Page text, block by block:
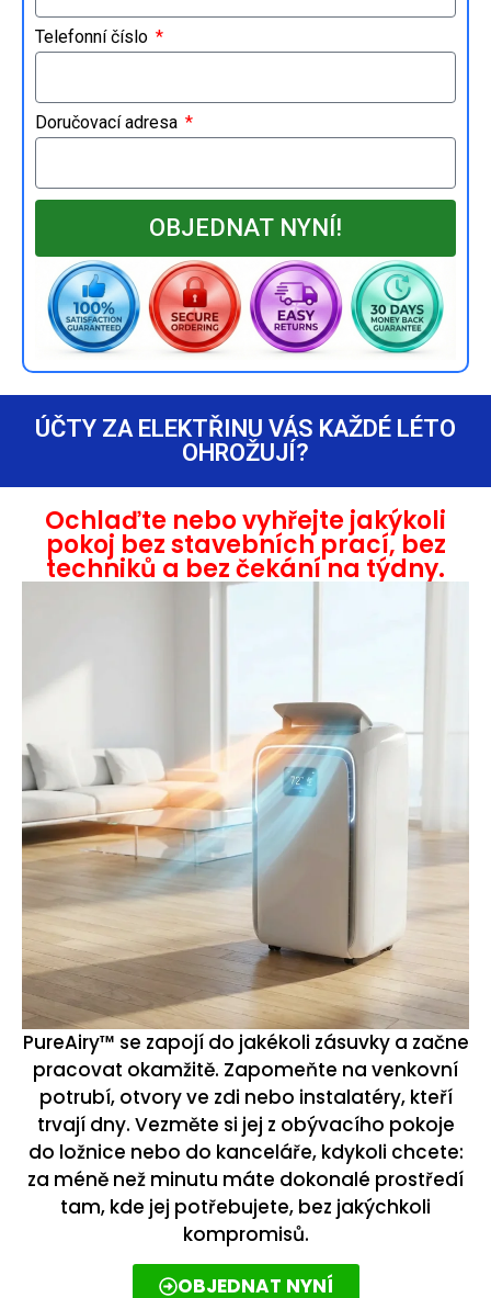
Telefonní číslo
Doručovací adresa
OBJEDNAT NYNÍ!
ÚČTY ZA ELEKTŘINU VÁS KAŽDÉ LÉTO
OHROŽUJÍ?
Ochlaďte nebo vyhřejte jakýkoli
pokoj bez stavebních prací, bez
techniků a bez čekání na týdny.
PureAiry™ se zapojí do jakékoli zásuvky a začne
pracovat okamžitě. Zapomeňte na venkovní
potrubí, otvory ve zdi nebo instalatéry, kteří
trvají dny. Vezměte si jej z obývacího pokoje
do ložnice nebo do kanceláře, kdykoli chcete:
za méně než minutu máte dokonalé prostředí
tam, kde jej potřebujete, bez jakýchkoli
kompromisů.
OBJEDNAT NYNÍ